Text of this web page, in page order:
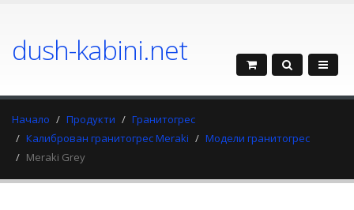
dush-kabini.net
Начало Продукти
Гранитогрес
Калиброван гранитогрес Meraki
Модели гранитогрес
Meraki Grey